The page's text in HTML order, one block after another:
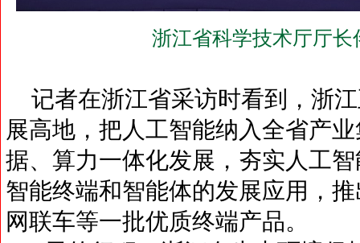
浙江省科学技术厅厅
记者在浙江省采访时看到，浙
展高地，把人工智能纳入全省产
据、算力一体化发展，夯实人工
智能终端和智能体的发展应用，
网联车等一批优质终端产品。